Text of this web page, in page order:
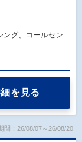
ング、コールセン
を見る
間：26/08/07～26/08/20